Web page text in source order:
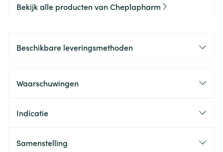
Bekijk alle producten van Cheplapharm
Beschikbare leveringsmethoden
Waarschuwingen
Indicatie
Samenstelling